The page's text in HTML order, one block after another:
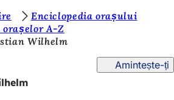
Enciclopedia orașului
orașelor A-Z
Wilhelm
Amintește-ți